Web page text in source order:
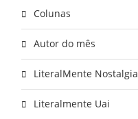
Colunas
Autor do mês
LiteralMente Nostalgia
Literalmente Uai